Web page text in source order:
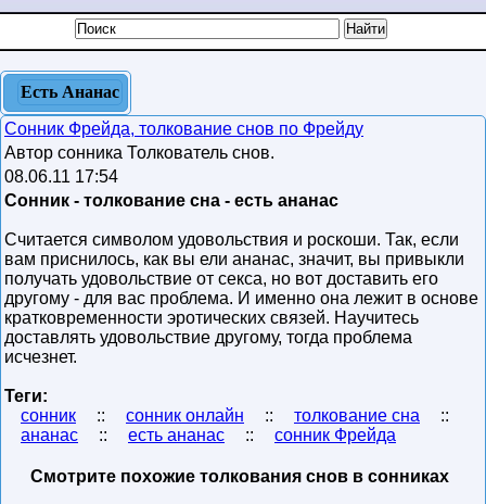
Есть Ананас
Сонник Фрейда, толкование снов по Фрейду
Автор сонника Толкователь снов.
08.06.11 17:54
Сонник - толкование сна - есть ананас
Считается символом удовольствия и роскоши. Так, если
вам приснилось, как вы ели ананас, значит, вы привыкли
получать удовольствие от секса, но вот доставить его
другому - для вас проблема. И именно она лежит в основе
кратковременности эротических связей. Научитесь
доставлять удовольствие другому, тогда проблема
исчезнет.
Теги:
сонник
:: сонник онлайн :: толкование сна
::
ананас
:: есть ананас :: сонник Фрейда
Смотрите похожие толкования снов в сонниках